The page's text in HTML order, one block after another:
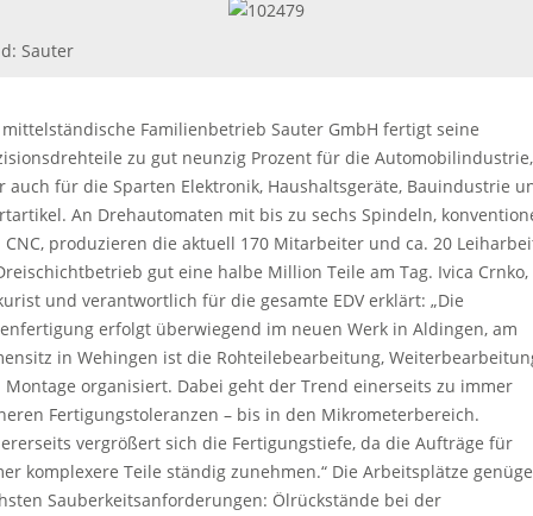
Sauter
Familienbetrieb Sauter GmbH fertigt seine
zu gut neunzig Prozent für die Automobilindustrie,
auch für die Sparten Elektronik, Haushaltsgeräte, Bauindustrie
An Drehautomaten mit bis zu sechs Spindeln,
CNC, produzieren die aktuell 170 Mitarbeiter und ca. 20
gut eine halbe Million Teile am Tag. Ivica Crnko,
und verantwortlich für die gesamte EDV erklärt: „Die
erfolgt überwiegend im neuen Werk in Aldingen, am
in Wehingen ist die Rohteilebearbeitung,
Montage organisiert. Dabei geht der Trend einerseits zu immer
Fertigungstoleranzen – bis in den Mikrometerbereich.
vergrößert sich die Fertigungstiefe, da die Aufträge für
komplexere Teile ständig zunehmen.“ Die Arbeitsplätze
Sauberkeitsanforderungen: Ölrückstände bei der